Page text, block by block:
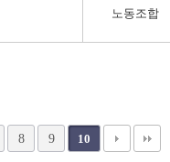
노동조합
8 9 10